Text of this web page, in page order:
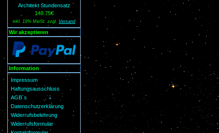
Architekt Stundensatz
148.75€
inkl. 19% MwSt. zzgl. Versand
Wir akzeptieren
Information
Impressum
Haftungsausschluss
AGB´s
Datenschutzerklärung
Widerrufsbelehrung
Widerrufsformular